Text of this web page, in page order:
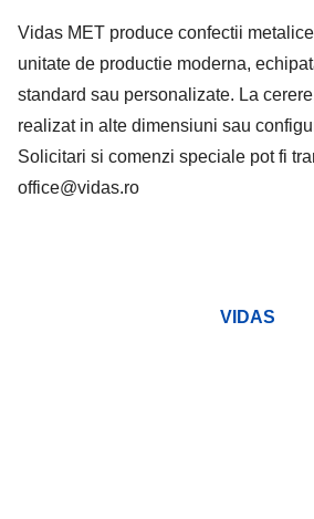
Vidas MET produce confectii
unitate de productie moderna,
standard sau personalizate. La
realizat in alte dimensiuni sau
Solicitari si comenzi speciale pot fi
office@vidas.ro
VIDAS